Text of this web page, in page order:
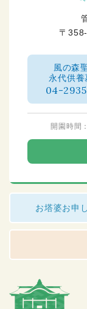
〒
風の森
永代供養
04-
開園時間
お塔婆お申